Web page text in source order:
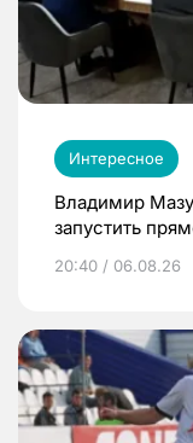
Интересное
Владимир
запустить
20:40 / 06.08.26